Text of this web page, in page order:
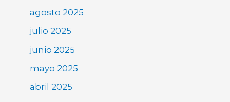
agosto 2025
julio 2025
junio 2025
mayo 2025
abril 2025